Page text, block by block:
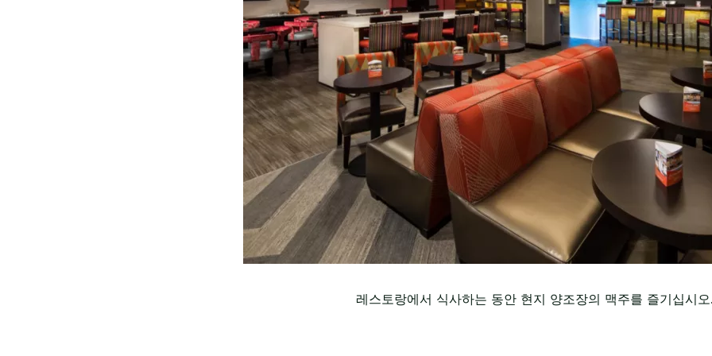
레스토랑에서 식사하는 동안 현지 양조장의 맥주를 즐기십시